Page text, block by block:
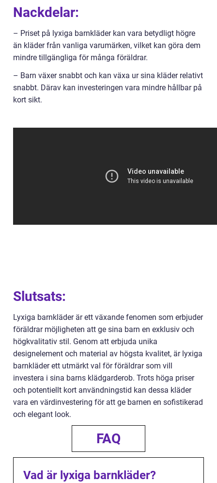
Nackdelar:
– Priset på lyxiga barnkläder kan vara betydligt högre
än kläder från vanliga varumärken, vilket kan göra dem
mindre tillgängliga för många föräldrar.
– Barn växer snabbt och kan växa ur sina kläder relativt
snabbt. Därav kan investeringen vara mindre hållbar på
kort sikt.
Slutsats:
Lyxiga barnkläder är ett växande fenomen som erbjuder
föräldrar möjligheten att ge sina barn en exklusiv och
högkvalitativ stil. Genom att erbjuda unika
designelement och material av högsta kvalitet, är lyxiga
barnkläder ett utmärkt val för föräldrar som vill
investera i sina barns klädgarderob. Trots höga priser
och potentiellt kort användningstid kan dessa kläder
vara en värdinvestering för att ge barnen en sofistikerad
och elegant look.
FAQ
Vad är lyxiga barnkläder?